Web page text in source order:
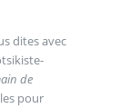
dites avec
de
pour